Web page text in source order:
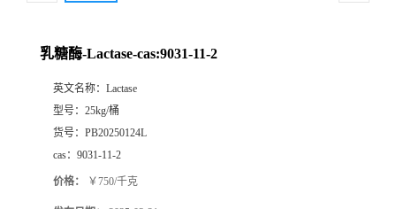
厅乳糖酶-Lactase-cas:9031-11-2
英文名称： Lactase
型号： 25kg/桶
货号： PB20250124L
cas： 9031-11-2
价格： ￥750/千克